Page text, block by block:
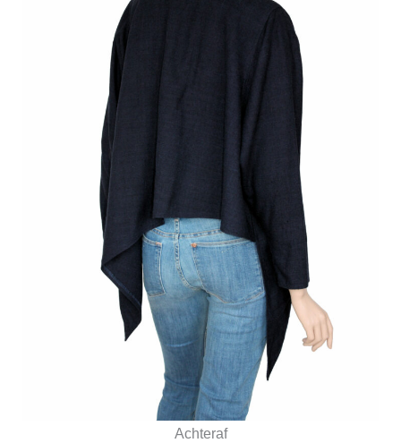
Achteraf